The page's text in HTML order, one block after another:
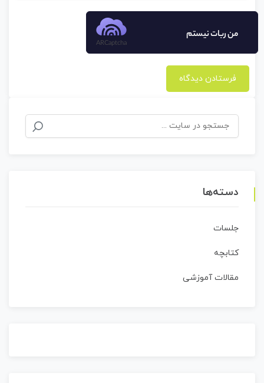
من ربات نیستم
ARCaptcha
جستجو
برای:
دسته‌ها
جلسات
کتابچه
مقالات آموزشی